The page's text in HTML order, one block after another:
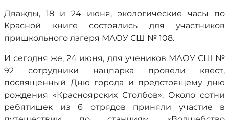
Дважды, 18 и 24 июня, экологические часы по
Красной книге состоялись для участников
пришкольного лагеря МАОУ СШ № 108.
И сегодня же, 24 июня, для учеников МАОУ СШ №
92 сотрудники нацпарка провели квест,
посвященный Дню города и предстоящему дню
рождения «Красноярских Столбов». Около сотни
ребятишек из 6 отрядов приняли участие в